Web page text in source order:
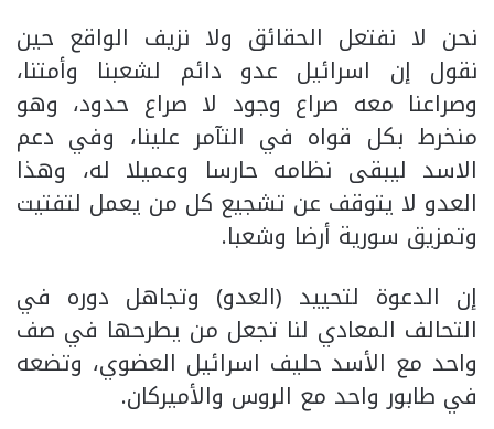
نحن لا نفتعل الحقائق ولا نزيف الواقع حين
نقول إن اسرائيل عدو دائم لشعبنا وأمتنا،
وصراعنا معه صراع وجود لا صراع حدود، وهو
منخرط بكل قواه في التآمر علينا، وفي دعم
الاسد ليبقى نظامه حارسا وعميلا له، وهذا
العدو لا يتوقف عن تشجيع كل من يعمل لتفتيت
وتمزيق سورية أرضا وشعبا.
إن الدعوة لتحييد (العدو) وتجاهل دوره في
التحالف المعادي لنا تجعل من يطرحها في صف
واحد مع الأسد حليف اسرائيل العضوي، وتضعه
في طابور واحد مع الروس والأميركان.